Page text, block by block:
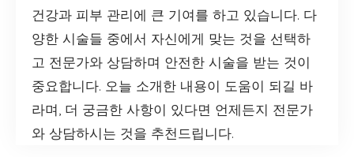
건강과 피부 관리에 큰 기여를 하고 있습니다. 다
양한 시술들 중에서 자신에게 맞는 것을 선택하
고 전문가와 상담하며 안전한 시술을 받는 것이
중요합니다. 오늘 소개한 내용이 도움이 되길 바
라며, 더 궁금한 사항이 있다면 언제든지 전문가
와 상담하시는 것을 추천드립니다.